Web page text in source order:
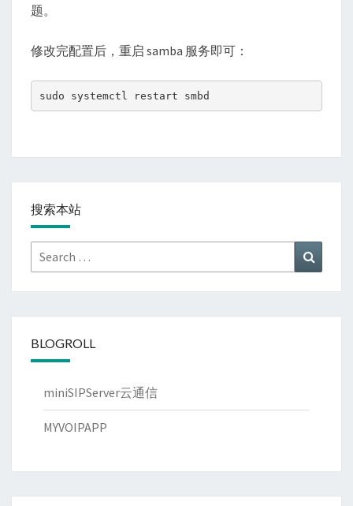
题。
修改完配置后，重启 samba 服务即可：
sudo systemctl restart smbd
搜索本站
Search
for:
BLOGROLL
miniSIPServer云通信
MYVOIPAPP